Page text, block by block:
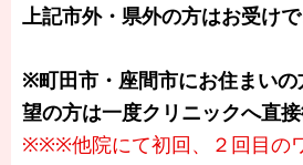
上記市外・県外の方はお受け
※町田市・座間市にお住まい
望の方は一度クリニックへ直接
※※※他院にて初回、２回目の